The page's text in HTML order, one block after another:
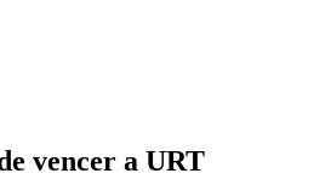
vencer a URT